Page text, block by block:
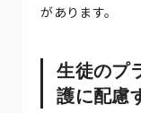
があります。
生徒のプ
護に配慮